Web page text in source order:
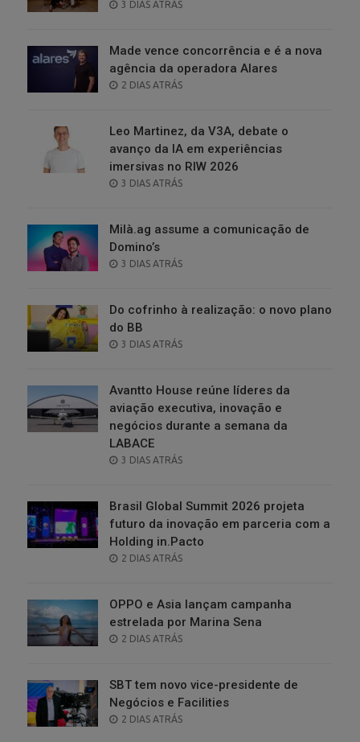
POSTED
3 DIAS ATRÁS
Made vence concorrência e é a nova
agência da operadora Alares
POSTED
2 DIAS ATRÁS
Leo Martinez, da V3A, debate o
avanço da IA em experiências
imersivas no RIW 2026
POSTED
3 DIAS ATRÁS
Milà.ag assume a comunicação de
Domino’s
POSTED
3 DIAS ATRÁS
Do cofrinho à realização: o novo plano
do BB
POSTED
3 DIAS ATRÁS
Avantto House reúne líderes da
aviação executiva, inovação e
negócios durante a semana da
LABACE
POSTED
3 DIAS ATRÁS
Brasil Global Summit 2026 projeta
futuro da inovação em parceria com a
Holding in.Pacto
POSTED
2 DIAS ATRÁS
OPPO e Asia lançam campanha
estrelada por Marina Sena
POSTED
2 DIAS ATRÁS
SBT tem novo vice-presidente de
Negócios e Facilities
POSTED
2 DIAS ATRÁS